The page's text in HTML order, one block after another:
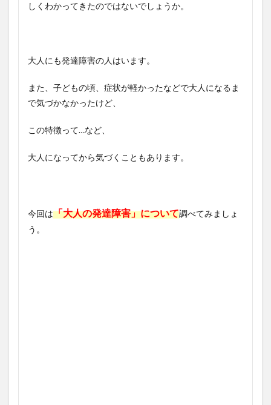
しくわかってきたのではないでしょうか。
大人にも発達障害の人はいます。
また、子どもの頃、症状が軽かったなどで大人になるま
で気づかなかったけど、
この特徴って…など、
大人になってから気づくこともあります。
今回は「大人の発達障害」について調べてみましょ
う。